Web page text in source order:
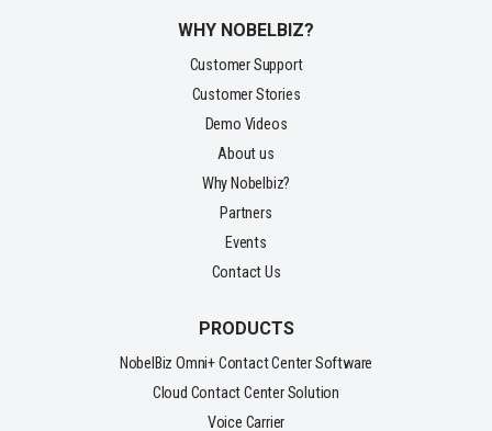
WHY NOBELBIZ?
Customer Support
Customer Stories
Demo Videos
About us
Why Nobelbiz?
Partners
Events
Contact Us
PRODUCTS
NobelBiz Omni+ Contact Center Software
Cloud Contact Center Solution
Voice Carrier